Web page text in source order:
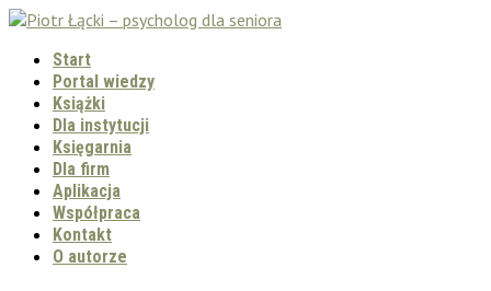
Start
Portal wiedzy
Książki
Dla instytucji
Księgarnia
Dla firm
Aplikacja
Współpraca
Kontakt
O autorze